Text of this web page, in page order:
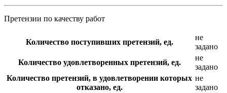
Претензии по качеству работ
Количество поступивших претензий, ед.
не
задано
Количество удовлетворенных претензий, ед.
не
задано
Количество претензий, в удовлетворении которых
отказано, ед.
не
задано